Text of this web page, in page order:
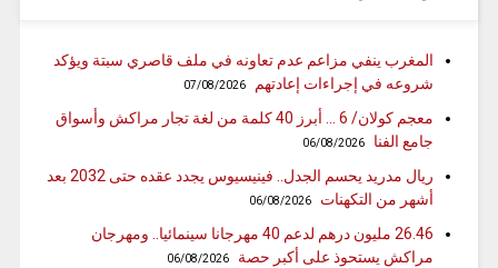
المغرب ينفي مزاعم عدم تعاونه في ملف قاصري سبتة ويؤكد
شروعه في إجراءات إعادتهم
07/08/2026
معجم كولان/ 6 … أبرز 40 كلمة من لغة تجار مراكش وأسواق
جامع الفنا
06/08/2026
ريال مدريد يحسم الجدل.. فينيسيوس يجدد عقده حتى 2032 بعد
أشهر من التكهنات
06/08/2026
26.46 مليون درهم لدعم 40 مهرجانا سينمائيا.. ومهرجان
مراكش يستحوذ على أكبر حصة
06/08/2026